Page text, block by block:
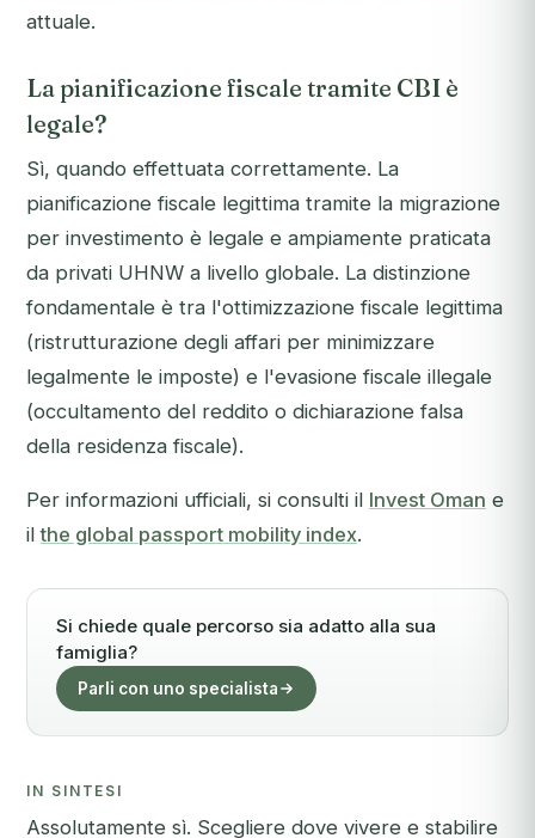
attuale.
La pianificazione fiscale tramite CBI è
legale?
Sì, quando effettuata correttamente. La
pianificazione fiscale legittima tramite la migrazione
per investimento è legale e ampiamente praticata
da privati UHNW a livello globale. La distinzione
fondamentale è tra l'ottimizzazione fiscale legittima
(ristrutturazione degli affari per minimizzare
legalmente le imposte) e l'evasione fiscale illegale
(occultamento del reddito o dichiarazione falsa
della residenza fiscale).
Per informazioni ufficiali, si consulti il Invest Oman e
ilthe global passport mobility index.
Si chiede quale percorso sia adatto alla sua
famiglia?
Parli con uno specialista
IN SINTESI
Assolutamente sì. Scegliere dove vivere e stabilire